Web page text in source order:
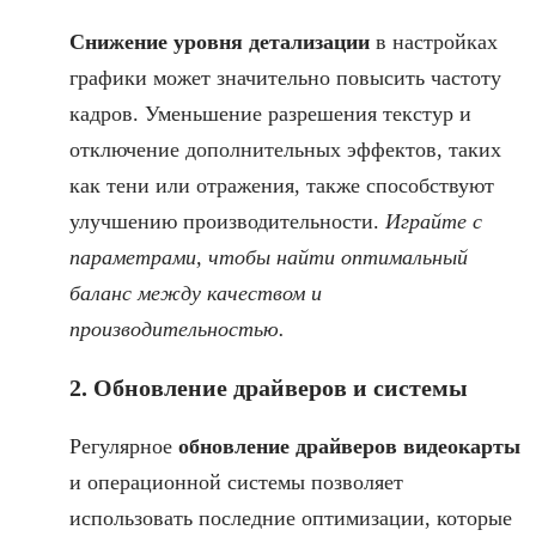
Снижение уровня детализации в настройках
графики может значительно повысить частоту
кадров. Уменьшение разрешения текстур и
отключение дополнительных эффектов, таких
как тени или отражения, также способствуют
улучшению производительности. Играйте с
параметрами, чтобы найти оптимальный
баланс между качеством и
производительностью.
2. Обновление драйверов и системы
Регулярное обновление драйверов видеокарты
и операционной системы позволяет
использовать последние оптимизации, которые